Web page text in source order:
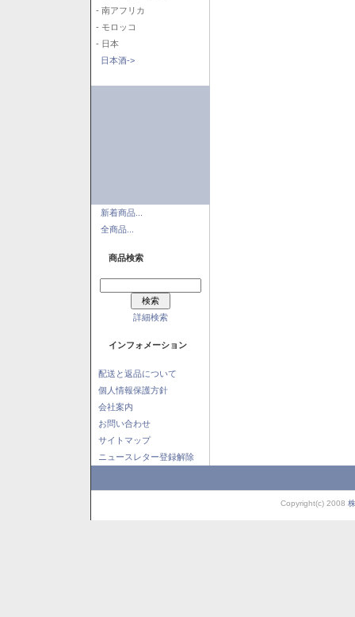
- 南アフリカ
- モロッコ
- 日本
日本酒->
新着商品...
全商品...
商品検索
詳細検索
インフォメーション
配送と返品について
個人情報保護方針
会社案内
お問い合わせ
サイトマップ
ニュースレター登録解除
Copyright(c) 2008